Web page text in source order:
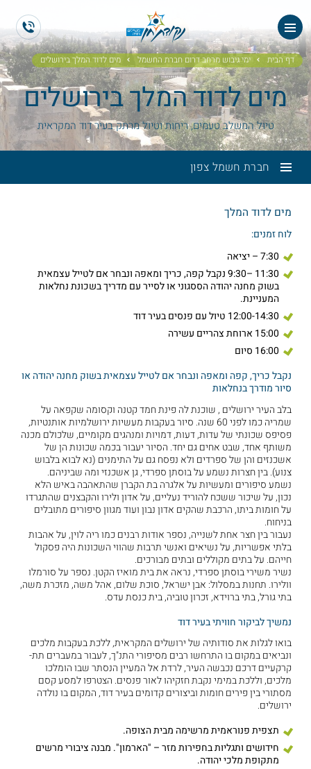
דף הבית ימי גיבוש מרחב דרום חברת החשמל מים לדוד המלך בירושלים
מים לדוד המלך בירושלים
טיול המשלב טעמים, ריחות וטיול מרתק בעיר דוד המקראית
חברת חשמל צפון
מים לדוד המלך
לוח זמנים:
7:30 – יציאה
11:30 –9:30 נקבל קפה, כריך ומאפה ונבחר אם לטייל עצמאית
בשוק מחנה יהודה הססגוני או לסייר עם מדריך בשכונת נחלאות
המעניינת.
12:00-14:30 טיול עם פנסים בעיר דוד
15:00 ארוחת צהריים עשירה
16:00 סיום
נקבל כריך, קפה ומאפה ונבחר אם לטייל עצמאית בשוק מחנה יהודה או
סיור מודרך בנחלאות
בלב העיר ירושלים , שוכנת לה פינת חמד קטנה וקסומה שקפאה על
שמריה כמו לפני 60 שנה. סיור בעקבות מעשיות ירושלמיות אותנטיות,
פסיפס שכונתי של עדות, דעות, דמויות ומנהגים מקומיים, שלכולם מכנה
משותף אחד, שבט אחים גם יחד. הסיור יעבור בכמה שכונות הן של
אשכנזים והן של ספרדים ולא נפסח גם על התימנים (נא לבוא בלבוש
צנוע). בין חצרות נשמע על בוסתן ספרדי, גן אשכנזי ומה שביניהם.
נשמע סיפורים ומעשיות על אלגרה בת הקברן שהתאהבה באיש הלא
נכון, על שיכור ששכח להוריד נעליים, על אדון ולירו והקבצנים שהתגרדו
על חומות ביתו, הרכבת שהקים אדון נבון ועוד מגוון סיפורים מתובלים
בניחוח.
נעבור בין חצר אחת לשנייה, נספר אודות רבנים כמו ריה לוין, על אהבות
בלתי אפשריות, על נשיאים ואנשי תרבות שהווי השכונות היה פסקול
חייהם. על בתים מקוללים ובתים מבורכים.
נשיר משירי בוסתן ספרדי, נראה את בית מואיז הקטן. נספר על סורמלו
וולירו. תחנות במסלול: אבן ישראל, סוכת שלום, אהל משה, מזכרת משה,
בתי גורל, בתי ברוידא, זכרון טוביה, בית כנסת עדס.
נמשיך לביקור חוויתי בעיר דוד
בואו לגלות את סודותיה של ירושלים המקראית, ללכת בעקבות מלכים
ונביאים במקום בו התרחשו רבים מסיפורי התנ"ך, לעבור במעברים תת-
קרקעיים דרכם נכבשה העיר, לרדת אל המעיין הנסתר שבו הומלכו
מלכים, וללכת במימי נקבת חזקיהו לאור פנסים. הצטרפו למסע קסם
מסתורי בין פירים חומות וביצורים קדומים בעיר דוד, המקום בו נולדה
ירושלים.
תצפית פנוראמית מרשימה מבית הצופה.
חידושים ותגליות בחפירות מזר – "הארמון". מבנה ציבורי מרשים
מתקופת מלכי יהודה.
EN
ES